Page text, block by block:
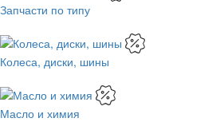
Запчасти по типу
Колеса, диски, шины
Масло и химия